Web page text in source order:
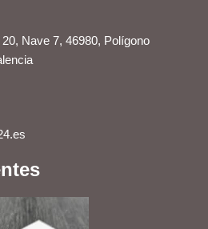
Nave 7, 46980, Polígono